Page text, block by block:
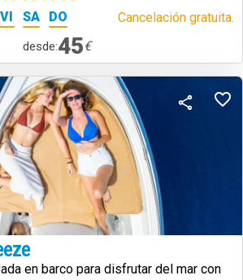
VI SA DO Cancelación gratuita.
desde:45€
en barco para disfrutar del mar con